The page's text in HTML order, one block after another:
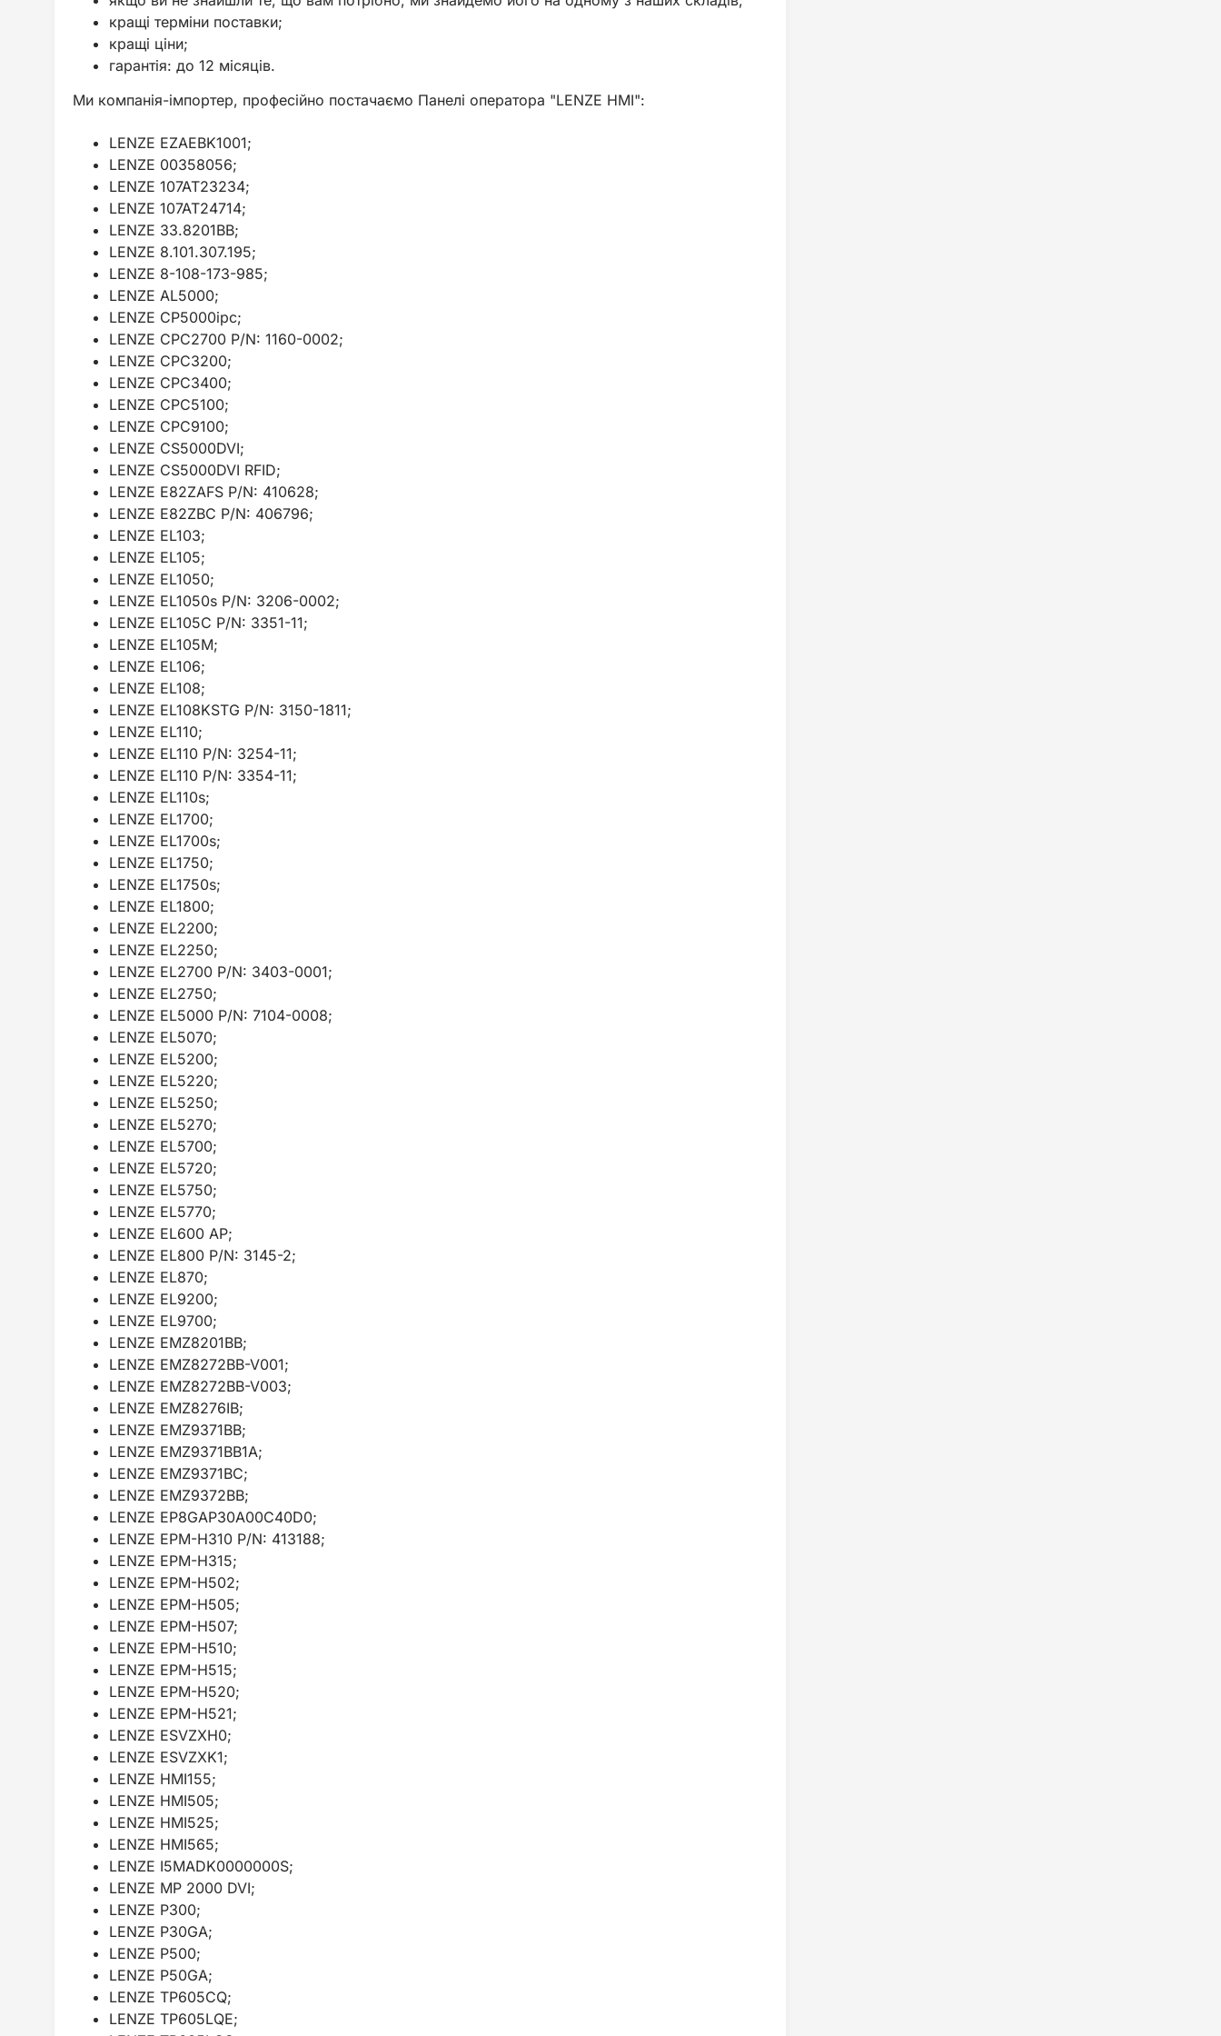
кращі терміни поставки;
кращі ціни;
гарантія: до 12 місяців.
Ми компанія-імпортер, професійно постачаємо Панелі оператора "LENZE HMI":
LENZE EZAEBK1001;
LENZE 00358056;
LENZE 107AT23234;
LENZE 107AT24714;
LENZE 33.8201BB;
LENZE 8.101.307.195;
LENZE 8-108-173-985;
LENZE AL5000;
LENZE CP5000ipc;
LENZE CPC2700 P/N: 1160-0002;
LENZE CPC3200;
LENZE CPC3400;
LENZE CPC5100;
LENZE CPC9100;
LENZE CS5000DVI;
LENZE CS5000DVI RFID;
LENZE E82ZAFS P/N: 410628;
LENZE E82ZBC P/N: 406796;
LENZE EL103;
LENZE EL105;
LENZE EL1050;
LENZE EL1050s P/N: 3206-0002;
LENZE EL105C P/N: 3351-11;
LENZE EL105M;
LENZE EL106;
LENZE EL108;
LENZE EL108KSTG P/N: 3150-1811;
LENZE EL110;
LENZE EL110 P/N: 3254-11;
LENZE EL110 P/N: 3354-11;
LENZE EL110s;
LENZE EL1700;
LENZE EL1700s;
LENZE EL1750;
LENZE EL1750s;
LENZE EL1800;
LENZE EL2200;
LENZE EL2250;
LENZE EL2700 P/N: 3403-0001;
LENZE EL2750;
LENZE EL5000 P/N: 7104-0008;
LENZE EL5070;
LENZE EL5200;
LENZE EL5220;
LENZE EL5250;
LENZE EL5270;
LENZE EL5700;
LENZE EL5720;
LENZE EL5750;
LENZE EL5770;
LENZE EL600 AP;
LENZE EL800 P/N: 3145-2;
LENZE EL870;
LENZE EL9200;
LENZE EL9700;
LENZE EMZ8201BB;
LENZE EMZ8272BB-V001;
LENZE EMZ8272BB-V003;
LENZE EMZ8276IB;
LENZE EMZ9371BB;
LENZE EMZ9371BB1A;
LENZE EMZ9371BC;
LENZE EMZ9372BB;
LENZE EP8GAP30A00C40D0;
LENZE EPM-H310 P/N: 413188;
LENZE EPM-H315;
LENZE EPM-H502;
LENZE EPM-H505;
LENZE EPM-H507;
LENZE EPM-H510;
LENZE EPM-H515;
LENZE EPM-H520;
LENZE EPM-H521;
LENZE ESVZXH0;
LENZE ESVZXK1;
LENZE HMI155;
LENZE HMI505;
LENZE HMI525;
LENZE HMI565;
LENZE I5MADK0000000S;
LENZE MP 2000 DVI;
LENZE P300;
LENZE P30GA;
LENZE P500;
LENZE P50GA;
LENZE TP605CQ;
LENZE TP605LQE;